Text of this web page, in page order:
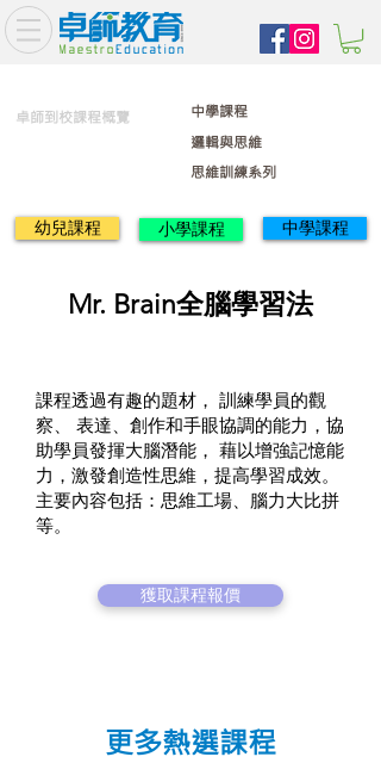
卓師到校課程概覽
邏輯與思維
思維訓練系列
中學課程
幼兒課程 小學課程 中學課程
課程透過有趣的題材， 訓練學員的觀
察、 表達、創作和手眼協調的能力，協
助學員發揮大腦潛能， 藉以增強記憶能
力，激發創造性思維，提高學習成效。
主要內容包括：思維工場、腦力大比拼
等。
獲取課程報價
Mr. Brain全腦學習法
更多熱選課程